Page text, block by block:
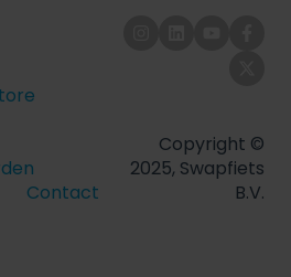
Contact
Copyright ©
2025, Swapfiets
B.V.